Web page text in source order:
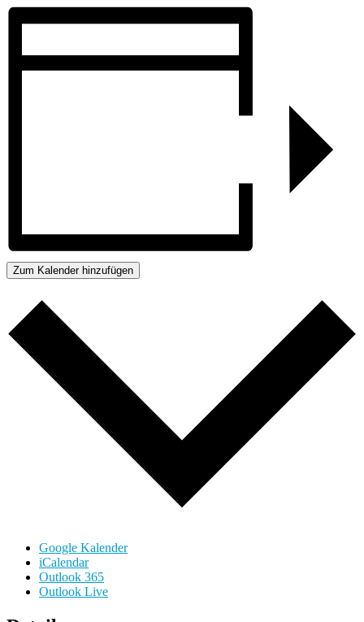
Zum Kalender hinzufügen
Google Kalender
iCalendar
Outlook 365
Outlook Live